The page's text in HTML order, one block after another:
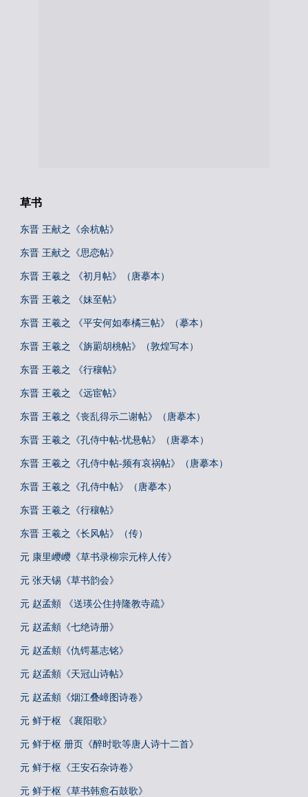
草书
东晋 王献之《余杭帖》
东晋 王献之《思恋帖》
东晋 王羲之 《初月帖》（唐摹本）
东晋 王羲之 《妹至帖》
东晋 王羲之 《平安何如奉橘三帖》（摹本）
东晋 王羲之 《旃罽胡桃帖》（敦煌写本）
东晋 王羲之 《行穰帖》
东晋 王羲之 《远宦帖》
东晋 王羲之《丧乱得示二谢帖》（唐摹本）
东晋 王羲之《孔侍中帖-忧悬帖》（唐摹本）
东晋 王羲之《孔侍中帖-频有哀祸帖》（唐摹本）
东晋 王羲之《孔侍中帖》（唐摹本）
东晋 王羲之《行穰帖》
东晋 王羲之《长风帖》（传）
元 康里巎巎《草书录柳宗元梓人传》
元 张天锡《草书韵会》
元 赵孟頫 《送瑛公住持隆教寺疏》
元 赵孟頫《七绝诗册》
元 赵孟頫《仇锷墓志铭》
元 赵孟頫《天冠山诗帖》
元 赵孟頫《烟江叠嶂图诗卷》
元 鲜于枢 《襄阳歌》
元 鲜于枢 册页《醉时歌等唐人诗十二首》
元 鲜于枢《王安石杂诗卷》
元 鲜于枢《草书韩愈石鼓歌》